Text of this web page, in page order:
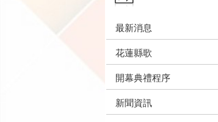
最新消息
花蓮縣歌
開幕典禮程序
新聞資訊